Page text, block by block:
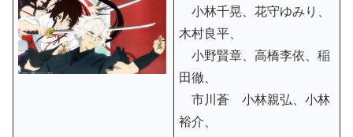
小林千晃、花守ゆみり、
木村良平、
小野賢章、高橋李依、稲
田徹、
市川蒼 小林親弘、小林
裕介、